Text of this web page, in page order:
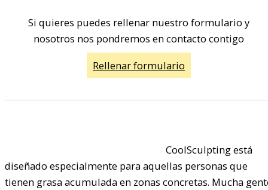
Si quieres puedes rellenar nuestro formulario y
nosotros nos pondremos en contacto contigo
Rellenar formulario
CoolSculpting está
diseñado especialmente para aquellas personas que
tienen grasa acumulada en zonas concretas. Mucha